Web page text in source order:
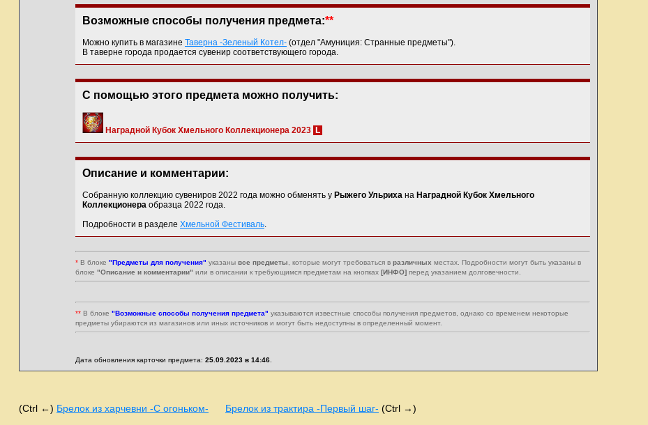
Возможные способы получения предмета:**
Можно купить в магазине Таверна -Зеленый Котел- (отдел "Амуниция: Странные предметы").
В таверне города продается сувенир соответствующего города.
С помощью этого предмета можно получить:
Наградной Кубок Хмельного Коллекционера 2023 L
Описание и комментарии:
Собранную коллекцию сувениров 2022 года можно обменять у Рыжего Ульриха на Наградной Кубок Хмельного
Коллекционера образца 2022 года.
Подробности в разделе Хмельной Фестиваль.
* В блоке "Предметы для получения" указаны все предметы , которые могут требоваться в различных местах. Подробности могут быть указаны в
блоке "Описание и комментарии" или в описании к требующимся предметам на кнопках [ИНФО] перед указанием долговечности.
** В блоке "Возможные способы получения предмета" указываются известные способы получения предметов, однако со временем некоторые
предметы убираются из магазинов или иных источников и могут быть недоступны в определенный момент.
Дата обновления карточки предмета: 25.09.2023 в 14:46
(Ctrl ←) Брелок из харчевни -С огоньком- Брелок из трактира -Первый шаг- (Ctrl →)